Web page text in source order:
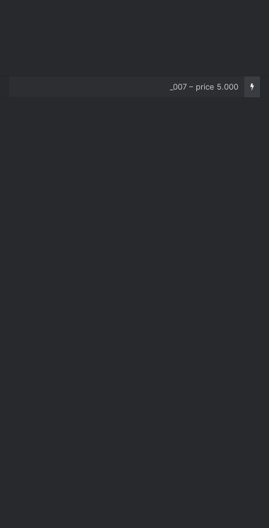
Corolla 2007 – price 5.000